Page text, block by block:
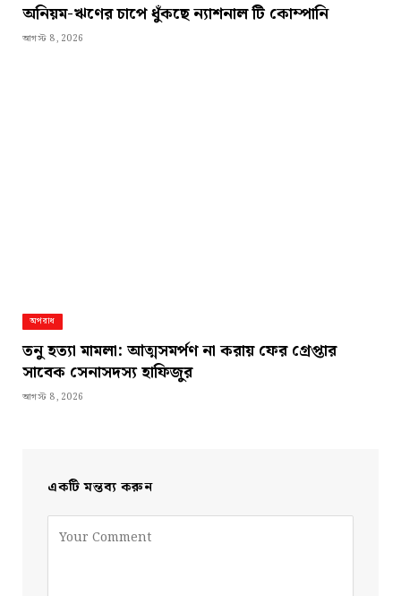
অনিয়ম-ঋণের চাপে ধুঁকছে ন্যাশনাল টি কোম্পানি
আগস্ট 8, 2026
অপরাধ
তনু হত্যা মামলা: আত্মসমর্পণ না করায় ফের গ্রেপ্তার
সাবেক সেনাসদস্য হাফিজুর
আগস্ট 8, 2026
একটি মন্তব্য করুন